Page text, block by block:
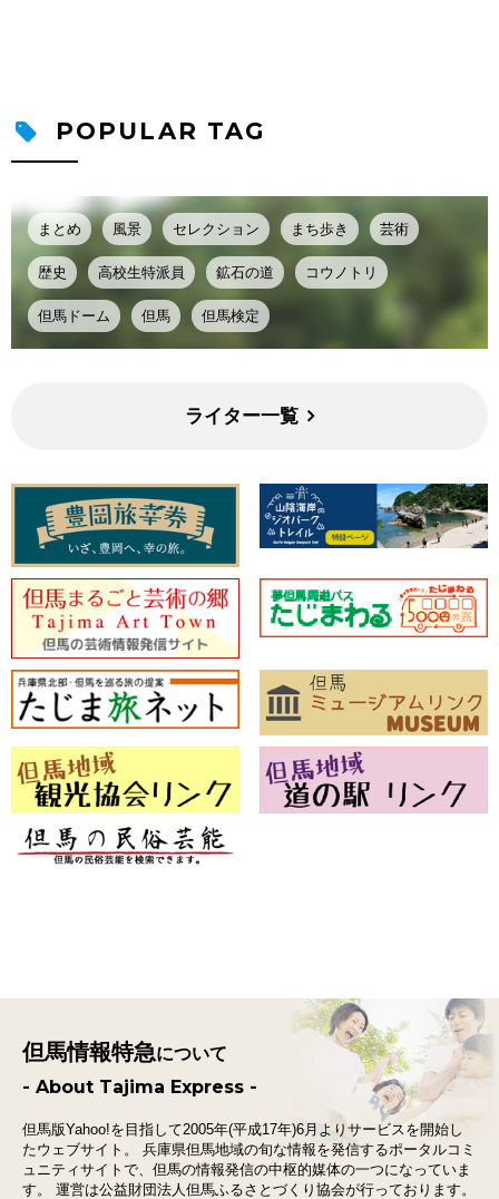
POPULAR TAG
まとめ 風景 セレクション まち歩き 芸術
歴史 高校生特派員 鉱石の道 コウノトリ
但馬ドーム 但馬 但馬検定
ライター一覧
但馬情報特急について
- About Tajima Express -
但馬版Yahoo!を目指して2005年(平成17年)6月よりサービスを開始し
たウェブサイト。
兵庫県但馬地域の旬な情報を発信するポータルコミ
ュニティサイトで、 但馬の情報発信の中枢的媒体の一つになっていま
す。
運営は公益財団法人但馬ふるさとづくり協会が行っております。